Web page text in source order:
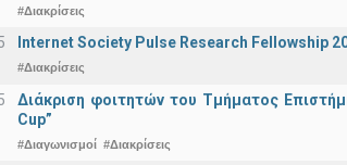
#Διακρίσεις
Internet Society Pulse Research Fellowship
#Διακρίσεις
Διάκριση φοιτητών του Τμήματος
Cup”
#Διαγωνισμοί #Διακρίσεις